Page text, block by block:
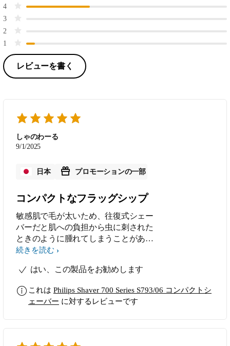
4
3
2
1
レビューを書く
しゃのわーる
9/1/2025
日本 プロモーションの一部
コンパクトなフラッグシップ
敏感肌で毛が太いため、往復式シェー
バーだと肌への負担から虫に刺された
ときのように腫れてしまうことがあり
ました。そのため普段はフィリップス
ですが、一般的なサイズのラインナッ
ときにかさばるのが気になっていまし
た。そんな折、国内メーカーから手の
に興味を引いていましたが、ついにフ
続きを読む
はい、この製品をお勧めします
これは Philips Shaver 700 Series S793/06 コンパクトシ
ェーバー に対するレビューです